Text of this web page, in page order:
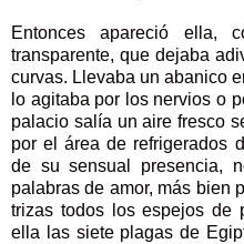
Entonces apareció ella,
transparente, que dejaba
curvas. Llevaba un abanico
lo agitaba por los nervios o
palacio salía un aire fresco
por el área de refrigerados
de su sensual presencia,
palabras de amor, más bien
trizas todos los espejos de
ella las siete plagas de